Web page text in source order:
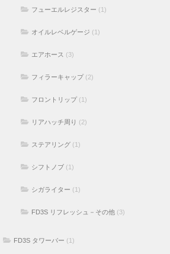
フューエルレジスター (1)
オイルレベルゲージ (1)
エアホース (3)
フィラーキャップ (2)
フロントリップ (1)
リアハッチ周り (2)
ステアリング (1)
シフトノブ (1)
シガライター (1)
FD3S リフレッシュ－その他 (3)
FD3S タワーバー (1)